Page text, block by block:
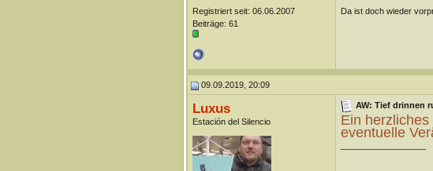
Registriert seit: 06.06.2007
Beiträge: 61
Da ist doch wieder
09.09.2019, 20:09
Luxus
Estación del Silencio
AW: Tief drinnen
Ein
eventuelle